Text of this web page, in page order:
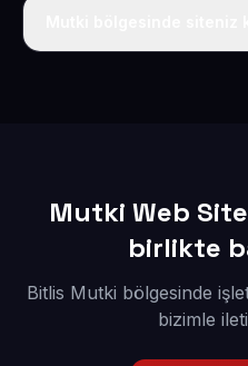
Mutki Web
birlikte
Bitlis Mutki bölgesinde
bizimle